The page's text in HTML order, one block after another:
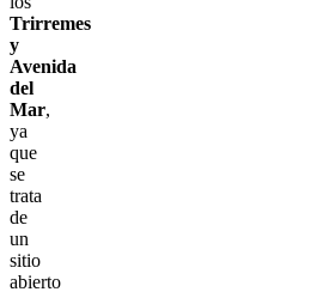
Trirremes
y
Avenida
del
Mar,
ya
que
se
trata
de
un
sitio
abierto